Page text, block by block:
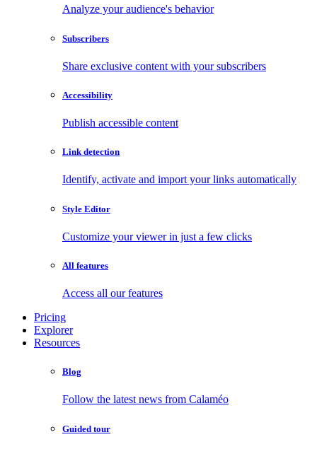
Analyze your audience's behavior
Subscribers
Share exclusive content with your subscribers
Accessibility
Publish accessible content
Link detection
Identify, activate and import your links automatically
Style Editor
Customize your viewer in just a few clicks
All features
Access all our features
Pricing
Explorer
Resources
Blog
Follow the latest news from Calaméo
Guided tour